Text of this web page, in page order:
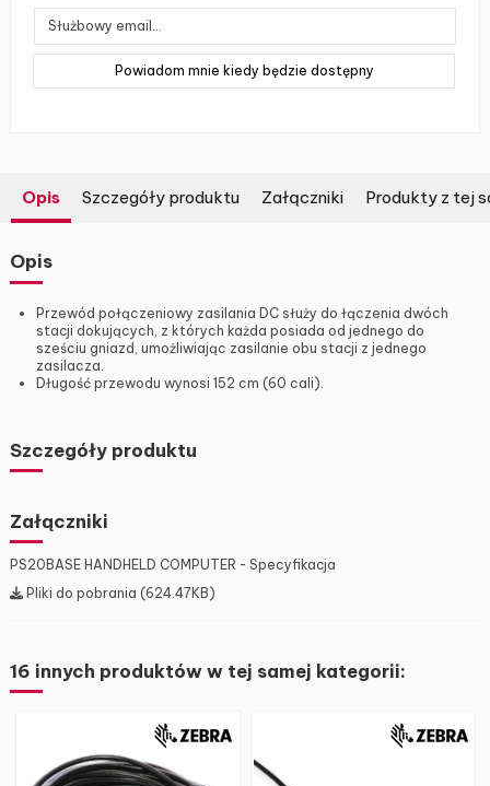
Opis Szczegóły produktu Załączniki Produkty z tej
Opis
Przewód połączeniowy zasilania DC służy do łączenia dwóch
stacji dokujących, z których każda posiada od jednego do
sześciu gniazd, umożliwiając zasilanie obu stacji z jednego
zasilacza.
Długość przewodu wynosi 152 cm (60 cali).
Szczegóły produktu
Załączniki
PS20BASE HANDHELD COMPUTER - Specyfikacja
Pliki do pobrania (624.47KB)
16 innych produktów w tej samej kategorii: